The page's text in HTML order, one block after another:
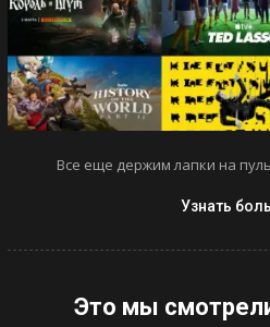
Все еще держим лапки на
Узнать
Это мы